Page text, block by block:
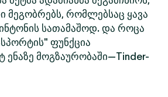
მეგობრებს, რომლებსაც ყავა
სათამაშოდ. და როცა
ფუნქცია
ენაზე მოგზაურობაში—Tinder-